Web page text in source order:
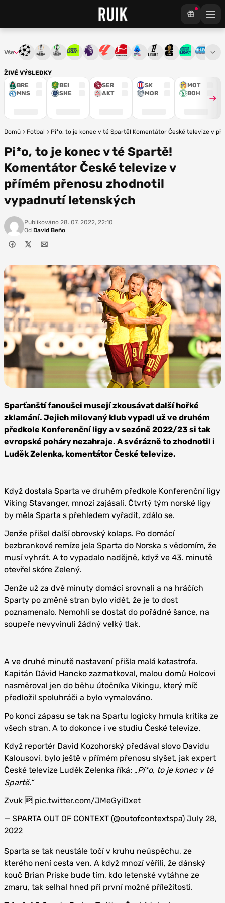
ŽIVÉ VÝSLEDKY
BRE
MNS
BEI
SHE
SER
AKT
SK
MOR
MOT
BOH
Vše Liga mistrůEvropská liga
Konferenční liga
Chance ligaPremier League
La LigaBundesliga
Serie ALigue 1Mistrovství světa
Chance3. ČFL
Domů Fotbal Pi*o, to je konec v té Spartě! Komentátor České televize v
Pi*o, to je konec v té Spartě!
Komentátor České televize v
přímém přenosu zhodnotil
vypadnutí letenských
Publikováno 28. 07. 2022, 22:10
Od David Beňo
Sparta Praha
Sparťanští fanoušci musejí zkousávat další hořké
zklamání. Jejich milovaný klub vypadl už ve druhém
předkole Konferenční ligy a v sezóně 2022/23 si tak
evropské poháry nezahraje. A svérázně to zhodnotil i
Luděk Zelenka, komentátor České televize.
Když dostala Sparta ve druhém předkole Konferenční ligy
Viking Stavanger, mnozí zajásali. Čtvrtý tým norské ligy
by měla Sparta s přehledem vyřadit, zdálo se.
Jenže přišel další obrovský kolaps. Po domácí
bezbrankové remíze jela Sparta do Norska s vědomím, že
musí vyhrát. A to vypadalo nadějně, když ve 43. minutě
otevřel skóre Zelený.
Jenže už za dvě minuty domácí srovnali a na hráčích
Sparty po změně stran bylo vidět, že je to dost
poznamenalo. Nemohli se dostat do pořádné šance, na
soupeře nevyvinuli žádný velký tlak.
A ve druhé minutě nastavení přišla malá katastrofa.
Kapitán Dávid Hancko zazmatkoval, malou domů Holcovi
nasměroval jen do běhu útočníka Vikingu, který míč
předložil spoluhráči a bylo vymalováno.
Po konci zápasu se tak na Spartu logicky hrnula kritika ze
všech stran. A to dokonce i ve studiu České televize.
Když reportér David Kozohorský předával slovo Davidu
Kalousovi, bylo ještě v přímém přenosu slyšet, jak expert
České televize Luděk Zelenka říká: „Pí*o, to je konec v té
Spartě.“
Zvuk 🆙 pic.twitter.com/JMeGyiDxet
— SPARTA OUT OF CONTEXT (@outofcontextspa) July 28,
2022
Sparta se tak neustále točí v kruhu neúspěchu, ze
kterého není cesta ven. A když mnozí věřili, že dánský
kouč Brian Priske bude tím, kdo letenské vytáhne ze
zmaru, tak selhal hned při první možné příležitosti.